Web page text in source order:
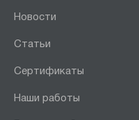
Новости
Статьи
Сертификаты
Наши работы